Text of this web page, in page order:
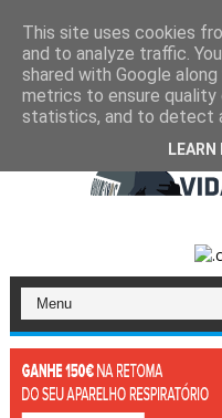
This site uses cookies
and to analyze traffic.
shared with Google
metrics to ensure quality
statistics, and to detect
LEARN